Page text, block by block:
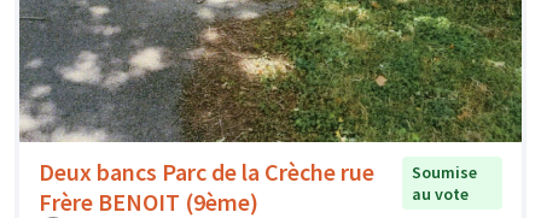
Deux bancs Parc de la Crèche rue
Frère BENOIT (9ème)
Soumise
au vote